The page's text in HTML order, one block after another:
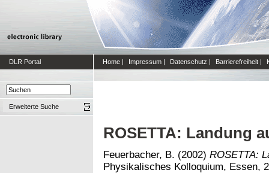
DLR Portal Home | Impressum | Datenschutz | Barrierefreiheit |
Erweiterte Suche
ROSETTA: Landung
Feuerbacher, B. (2002) ROSETTA:
Physikalisches Kolloquium, Essen,